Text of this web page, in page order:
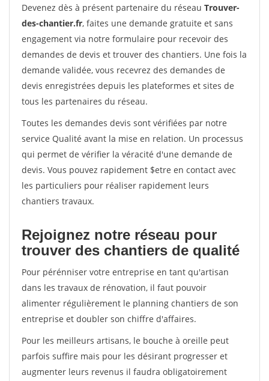
Devenez dès à présent partenaire du réseau Trouver-
des-chantier.fr, faites une demande gratuite et sans
engagement via notre formulaire pour recevoir des
demandes de devis et trouver des chantiers. Une fois la
demande validée, vous recevrez des demandes de
devis enregistrées depuis les plateformes et sites de
tous les partenaires du réseau.
Toutes les demandes devis sont vérifiées par notre
service Qualité avant la mise en relation. Un processus
qui permet de vérifier la véracité d'une demande de
devis. Vous pouvez rapidement $etre en contact avec
les particuliers pour réaliser rapidement leurs
chantiers travaux.
Rejoignez notre réseau pour
trouver des chantiers de qualité
Pour pérénniser votre entreprise en tant qu'artisan
dans les travaux de rénovation, il faut pouvoir
alimenter régulièrement le planning chantiers de son
entreprise et doubler son chiffre d'affaires.
Pour les meilleurs artisans, le bouche à oreille peut
parfois suffire mais pour les désirant progresser et
augmenter leurs revenus il faudra obligatoirement